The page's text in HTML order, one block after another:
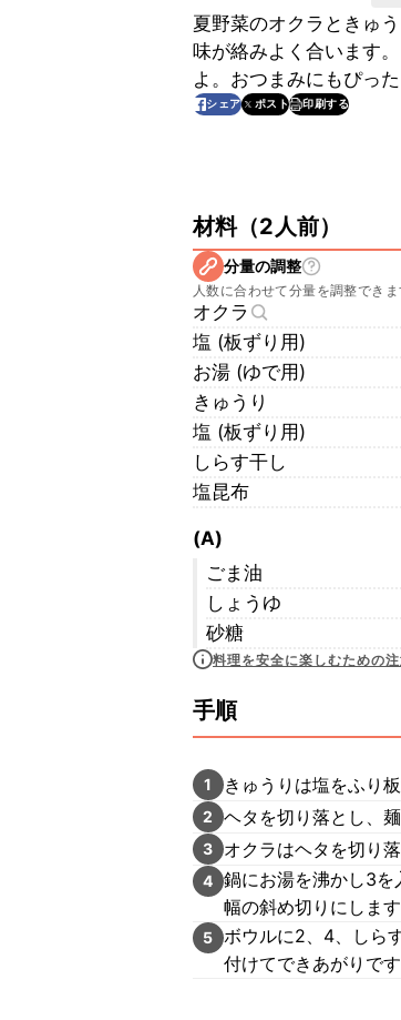
夏野菜のオクラときゅ
味が絡みよく合います
よ。おつまみにもぴっ
シェア ポスト 印刷する
材料（2人前）
分量の調整
人数に合わせて分量を調整でき
オクラ
塩 (板ずり用)
お湯 (ゆで用)
きゅうり
塩 (板ずり用)
しらす干し
塩昆布
(A)
ごま油
しょうゆ
砂糖
料理を安全に楽しむための
手順
1 きゅうりは塩をふり
2 ヘタを切り落とし、
3 オクラはヘタを切り
4 鍋にお湯を沸かし3を
幅の斜め切りにします
5 ボウルに2、4、しら
付けてできあがりです